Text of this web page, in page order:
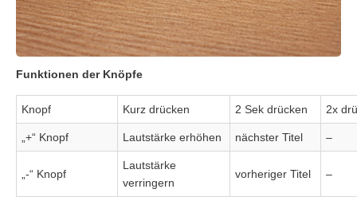
Funktionen der Knöpfe
Knopf Kurz drücken 2 Sek drücken 2x
„+“ Knopf Lautstärke erhöhen nächster Titel –
„-“ Knopf
Lautstärke
verringern
vorheriger Titel –